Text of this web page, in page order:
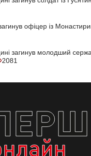
офіцер із
загинув молодший
2081